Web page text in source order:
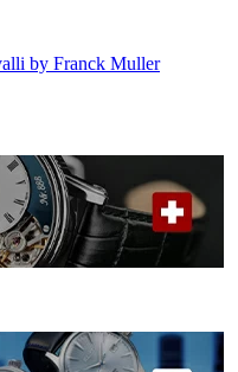
by Franck Muller